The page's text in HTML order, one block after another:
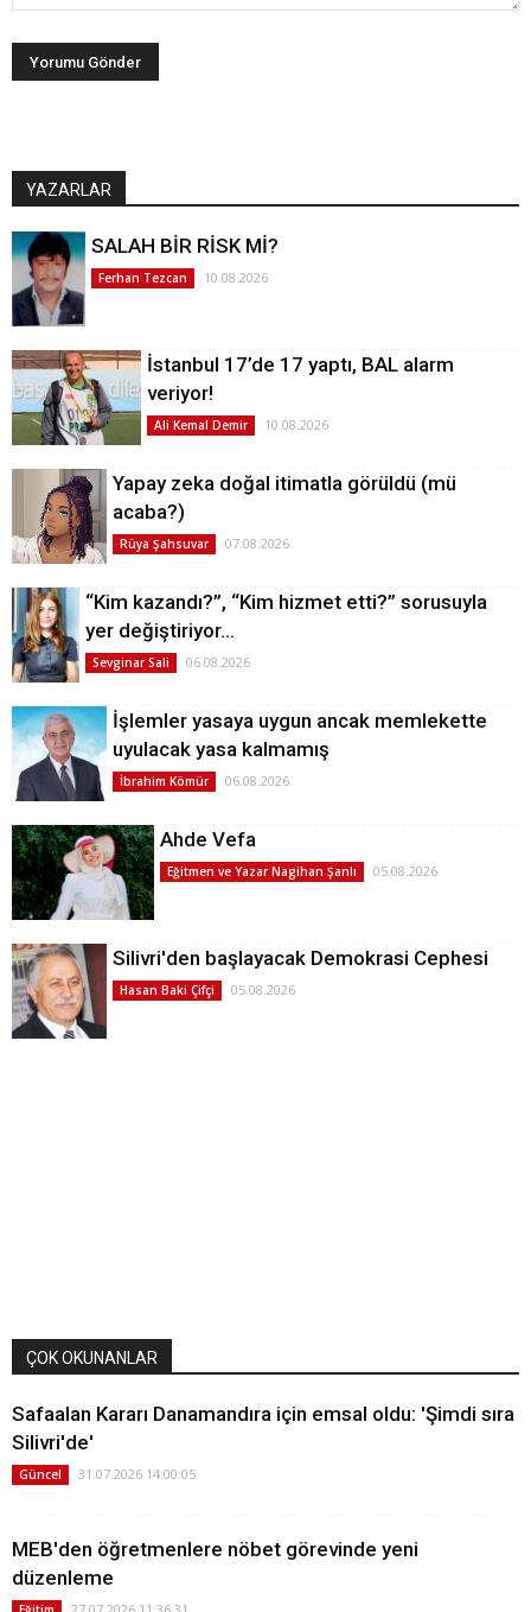
YAZARLAR
SALAH BİR RİSK Mİ?
Ferhan Tezcan 10.08.2026
İstanbul 17’de 17 yaptı, BAL alarm
veriyor!
Ali Kemal Demir 10.08.2026
Yapay zeka doğal itimatla görüldü (mü
acaba?)
Rüya Şahsuvar 07.08.2026
“Kim kazandı?”, “Kim hizmet etti?” sorusuyla
yer değiştiriyor…
Sevginar Sali 06.08.2026
İşlemler yasaya uygun ancak memlekette
uyulacak yasa kalmamış
İbrahim Kömür 06.08.2026
Ahde Vefa
Eğitmen ve Yazar Nagihan Şanlı 05.08.2026
Silivri'den başlayacak Demokrasi Cephesi
Hasan Baki Çifçi 05.08.2026
ÇOK OKUNANLAR
Safaalan Kararı Danamandıra için emsal oldu: 'Şimdi sıra
Silivri'de'
Güncel 31.07.2026 14:00:05
MEB'den öğretmenlere nöbet görevinde yeni
düzenleme